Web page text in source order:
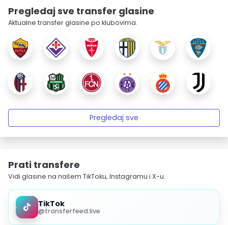
Pregledaj sve transfer glasine
Aktualne transfer glasine po klubovima.
Pregledaj sve
Prati transfere
Vidi glasine na našem TikToku, Instagramu i X-u.
TikTok
@transferfeed.live